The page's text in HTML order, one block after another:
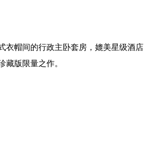
衣帽间的行政主卧套房，媲美星级酒店
藏版限量之作。